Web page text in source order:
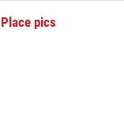
Place pics